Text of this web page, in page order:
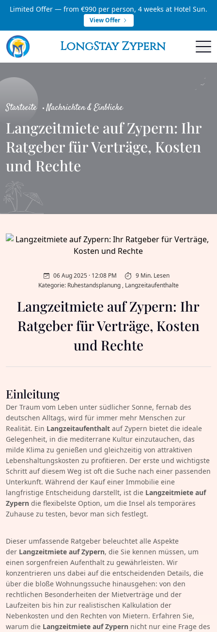
Limited Offer — from €990 per person, 4 weeks at Hotel Sun.
View Offer
LongStay Zypern
Startseite Nachrichten & Einblicke
Langzeitmiete auf Zypern: Ihr
Ratgeber für Verträge, Kosten
und Rechte
06 Aug 2025 · 12:08 PM
9 Min. Lesen
Kategorie: Ruhestandsplanung , Langzeitaufenthalte
Langzeitmiete auf Zypern: Ihr
Ratgeber für Verträge, Kosten
und Rechte
Einleitung
Der Traum vom Leben unter südlicher Sonne, fernab des
deutschen Alltags, wird für immer mehr Menschen zur
Realität. Ein Langzeitaufenthalt auf Zypern bietet die ideale
Gelegenheit, in die mediterrane Kultur einzutauchen, das
milde Klima zu genießen und gleichzeitig von attraktiven
Lebenshaltungskosten zu profitieren. Der erste und wichtigste
Schritt auf diesem Weg ist oft die Suche nach einer passenden
Unterkunft. Während der Kauf einer Immobilie eine
langfristige Entscheidung darstellt, ist die Langzeitmiete auf
Zypern die flexibelste Option, um die Insel als temporäres
Zuhause zu testen, bevor man sich festlegt.
Dieser umfassende Ratgeber beleuchtet alle Aspekte
der Langzeitmiete auf Zypern, die Sie kennen müssen, um
einen sorgenfreien Aufenthalt zu gewährleisten. Wir
konzentrieren uns dabei auf die entscheidenden Details, die
über die bloße Wohnungssuche hinausgehen: von den
rechtlichen Besonderheiten der Mietverträge und der
Laufzeiten bis hin zur realistischen Kalkulation der
Nebenkosten und den Rechten von Mietern. Erfahren Sie,
warum die Langzeitmiete auf Zypern nicht nur eine Frage des